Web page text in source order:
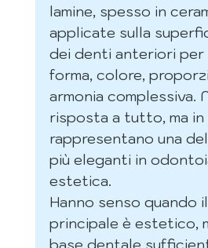
lamine, spesso in
applicate sulla
dei denti anteriori per
forma, colore,
armonia complessiva.
risposta a tutto, ma in
rappresentano una
più eleganti in
estetica.
Hanno senso quando
principale è estetico,